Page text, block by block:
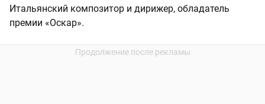
Итальянский композитор и дирижер, обладатель
премии «Оскар».